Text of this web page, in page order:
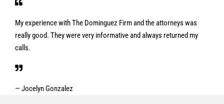
My experience with The Dominguez Firm and the attorneys was
really good. They were very informative and always returned my
calls.
— Jocelyn Gonzalez